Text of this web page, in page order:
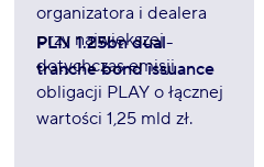
PLN 1.25bn dual-
tranche bond issuance